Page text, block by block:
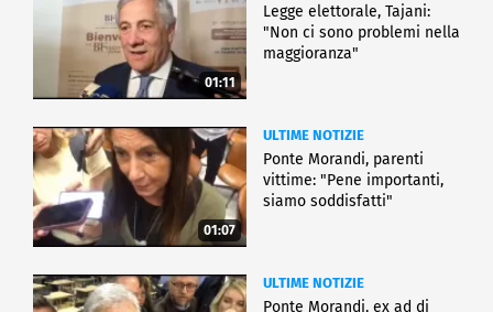
01:11
Legge elettorale, Tajani:
"Non ci sono problemi nella
maggioranza"
01:07
ULTIME NOTIZIE
Ponte Morandi, parenti
vittime: "Pene importanti,
siamo soddisfatti"
ULTIME NOTIZIE
Ponte Morandi, ex ad di